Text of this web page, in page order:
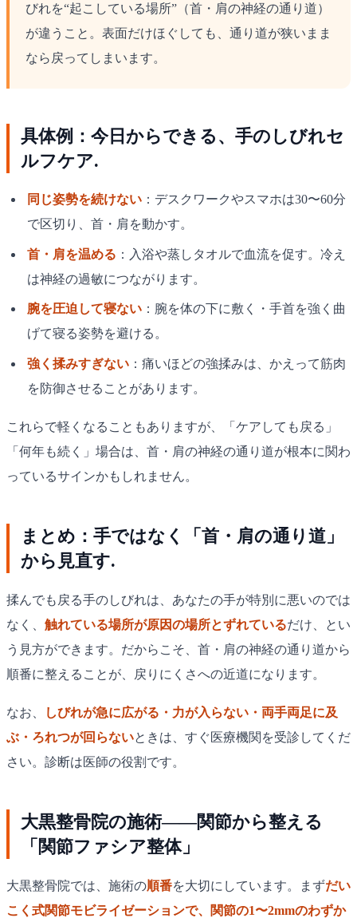
びれを“起こしている場所”（首・肩の神経の通り道）
が違うこと。表面だけほぐしても、通り道が狭いまま
なら戻ってしまいます。
具体例：今日からできる、手のしびれセ
ルフケア.
同じ姿勢を続けない：デスクワークやスマホは30〜60分
で区切り、首・肩を動かす。
首・肩を温める ：入浴や蒸しタオルで血流を促す。冷え
は神経の過敏につながります。
腕を圧迫して寝ない：腕を体の下に敷く・手首を強く曲
げて寝る姿勢を避ける。
強く揉みすぎない：痛いほどの強揉みは、かえって筋肉
を防御させることがあります。
これらで軽くなることもありますが、「ケアしても戻る」
「何年も続く」場合は、首・肩の神経の通り道が根本に関わ
っているサインかもしれません。
まとめ：手ではなく「首・肩の通り道」
から見直す.
揉んでも戻る手のしびれは、あなたの手が特別に悪いのでは
なく、 触れている場所が原因の場所とずれているだけ、とい
う見方ができます。だからこそ、首・肩の神経の通り道から
順番に整えることが、戻りにくさへの近道になります。
なお、
しびれが急に広がる・力が入らない・両手両足に及
ぶ・ろれつが回らないときは、すぐ医療機関を受診してくだ
さい。診断は医師の役割です。
大黒整骨院の施術——関節から整える
「関節ファシア整体」
大黒整骨院では、施術の順番を大切にしています。まずだい
こく式関節モビライゼーションで、関節の1〜2mmのわずか